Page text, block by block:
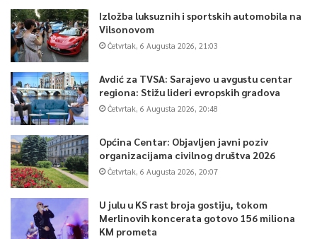
Izložba luksuznih i sportskih automobila na
Vilsonovom
Četvrtak, 6 Augusta 2026, 21:03
Avdić za TVSA: Sarajevo u avgustu centar
regiona: Stižu lideri evropskih gradova
Četvrtak, 6 Augusta 2026, 20:48
Općina Centar: Objavljen javni poziv
organizacijama civilnog društva 2026
Četvrtak, 6 Augusta 2026, 20:07
U julu u KS rast broja gostiju, tokom
Merlinovih koncerata gotovo 156 miliona
KM prometa